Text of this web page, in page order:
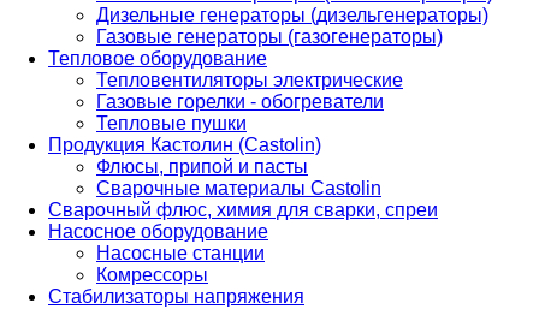
Дизельные генераторы (дизельгенераторы)
Газовые генераторы (газогенераторы)
Тепловое оборудование
Тепловентиляторы электрические
Газовые горелки - обогреватели
Тепловые пушки
Продукция Кастолин (Castolin)
Флюсы, припой и пасты
Сварочные материалы Castolin
Сварочный флюс, химия для сварки, спреи
Насосное оборудование
Насосные станции
Комрессоры
Стабилизаторы напряжения